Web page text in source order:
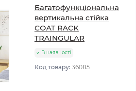
Багатофункціональна
вертикальна стійка
COAT RACK
TRAINGULAR
В наявності
Код товару: 36085